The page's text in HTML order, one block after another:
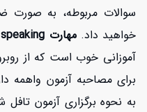
سوالات مربوطه، به صورت
خواهید داد.مهارت speaking آزمون PTE
آموزانی خوب است که از
برای مصاحبه آزمون واهمه
به نحوه برگزاری آزمون